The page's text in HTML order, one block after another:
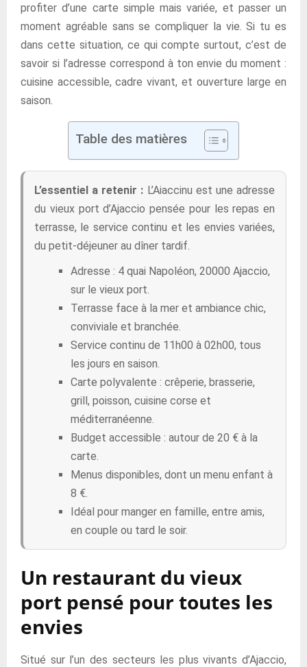
profiter d’une carte simple mais variée, et passer un
moment agréable sans se compliquer la vie. Si tu es
dans cette situation, ce qui compte surtout, c’est de
savoir si l’adresse correspond à ton envie du moment :
cuisine accessible, cadre vivant, et ouverture large en
saison.
Table des matières
L’essentiel a retenir : L’Aiaccinu est une adresse
du vieux port d’Ajaccio pensée pour les repas en
terrasse, le service continu et les envies variées,
du petit-déjeuner au dîner tardif.
Adresse : 4 quai Napoléon, 20000 Ajaccio,
sur le vieux port.
Terrasse face à la mer et ambiance chic,
conviviale et branchée.
Service continu de 11h00 à 02h00, tous
les jours en saison.
Carte polyvalente : crêperie, brasserie,
grill, poisson, cuisine corse et
méditerranéenne.
Budget accessible : autour de 20 € à la
carte.
Menus disponibles, dont un menu enfant à
8 €.
Idéal pour manger en famille, entre amis,
en couple ou tard le soir.
Un restaurant du vieux
port pensé pour toutes les
envies
Situé sur l’un des secteurs les plus vivants d’Ajaccio,